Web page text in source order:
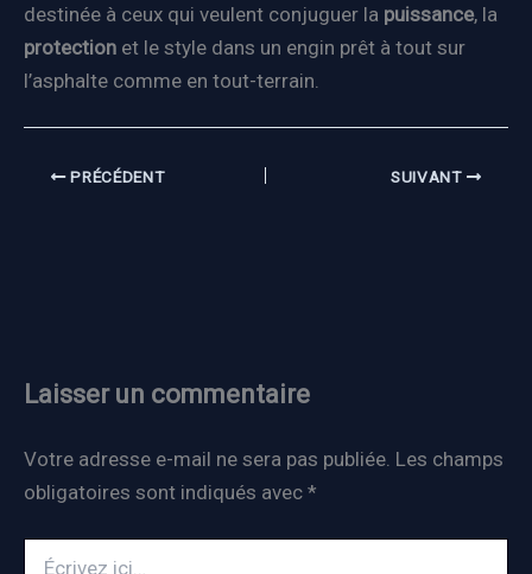
destinée à ceux qui veulent conjuguer la puissance, la
protection et le style dans un engin prêt à tout sur
l’asphalte comme en tout-terrain.
PRÉCÉDENT SUIVANT
Laisser un commentaire
Votre adresse e-mail ne sera pas publiée. Les champs
obligatoires sont indiqués avec *